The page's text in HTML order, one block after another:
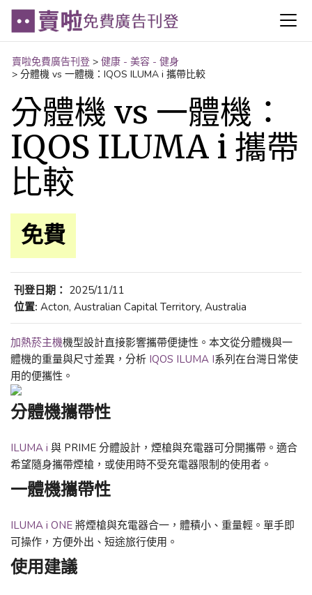
賣啦免費廣告刊登 > 健康 - 美容 - 健身
> 分體機 vs 一體機：IQOS ILUMA i 攜帶比較
分體機 vs 一體機：
IQOS ILUMA i 攜帶
比較
免費
刊登日期： 2025/11/11
位置: Acton, Australian Capital Territory, Australia
加熱菸主機機型設計直接影響攜帶便捷性。本文從分體機與一
體機的重量與尺寸差異，分析 IQOS ILUMA I系列在台灣日常使
用的便攜性。
分體機攜帶性
ILUMA i 與 PRIME 分體設計，煙槍與充電器可分開攜帶。適合
希望隨身攜帶煙槍，或使用時不受充電器限制的使用者。
一體機攜帶性
ILUMA i ONE 將煙槍與充電器合一，體積小、重量輕。單手即
可操作，方便外出、短途旅行使用。
使用建議